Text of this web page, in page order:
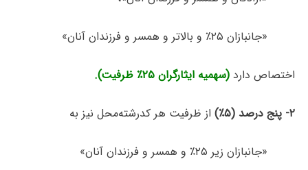
«جانبازان ۲۵٪ و بالاتر و همسر و فرزندان آنان»
اختصاص دارد(سهمیه ایثارگران ۲۵٪ ظرفیت).
۲- پنج درصد (۵٪) از ظرفیت هر کدرشته‌محل نیز به
«جانبازان زیر ۲۵٪ و همسر و فرزندان آنان»